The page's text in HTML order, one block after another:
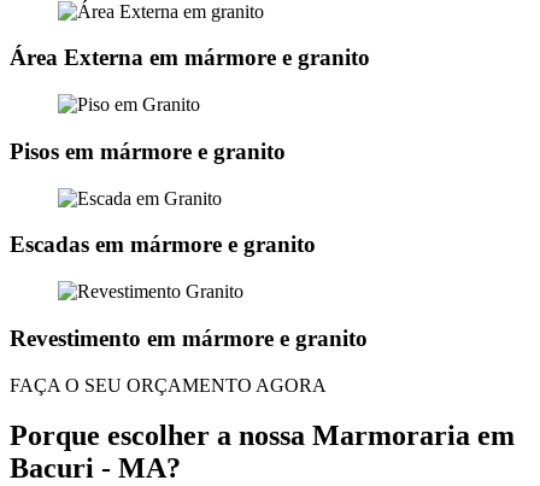
Área Externa em mármore e granito
Pisos em mármore e granito
Escadas em mármore e granito
Revestimento em mármore e granito
FAÇA O SEU ORÇAMENTO AGORA
Porque escolher a nossa Marmoraria em
Bacuri - MA?